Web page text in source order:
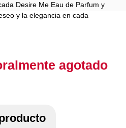
Desire Me Eau de Parfum y
y la elegancia en cada
agotado